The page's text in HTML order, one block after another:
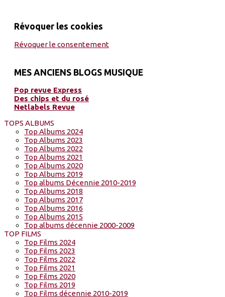
Révoquer les cookies
Révoquer le consentement
MES ANCIENS BLOGS MUSIQUE
Pop revue Express
Des chips et du rosé
Netlabels Revue
TOPS ALBUMS
Top Albums 2024
Top Albums 2023
Top Albums 2022
Top Albums 2021
Top Albums 2020
Top Albums 2019
Top albums Décennie 2010-2019
Top Albums 2018
Top Albums 2017
Top Albums 2016
Top Albums 2015
Top albums décennie 2000-2009
TOP FILMS
Top Films 2024
Top Films 2023
Top Films 2022
Top Films 2021
Top Films 2020
Top Films 2019
Top Films décennie 2010-2019